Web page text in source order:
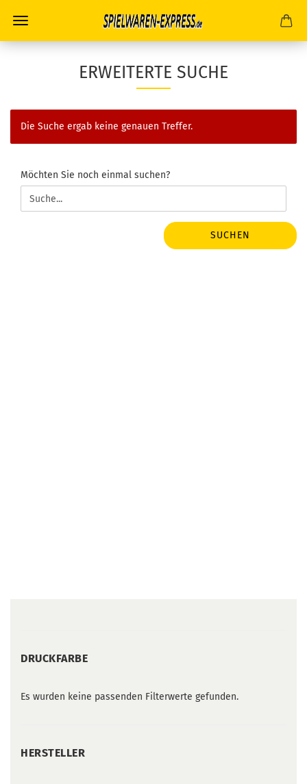
ERWEITERTE SUCHE
Die Suche ergab keine genauen Treffer.
MÖCHTEN
SIE
NOCH
EINMAL
Möchten Sie noch einmal suchen?
SUCHEN
DRUCKFARBE
DRUCKFARBE
Es wurden keine passenden Filterwerte gefunden.
HERSTELLER
HERSTELLER